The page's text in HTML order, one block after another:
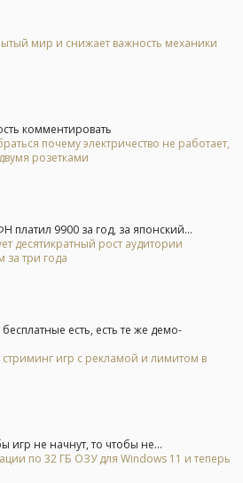
мир и снижает важность механики
комментировать
почему электричество не работает,
розетками
платил 9900 за год, за японский...
десятикратный рост аудитории
три года
есть, есть те же демо-
стриминг игр с рекламой и лимитом в
игр не начнут, то чтобы не...
по 32 ГБ ОЗУ для Windows 11 и теперь